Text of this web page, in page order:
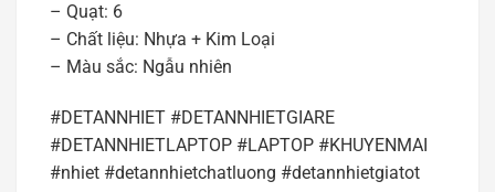
– Quạt: 6
– Chất liệu: Nhựa + Kim Loại
– Màu sắc: Ngẫu nhiên
#DETANNHIET #DETANNHIETGIARE
#DETANNHIETLAPTOP #LAPTOP #KHUYENMAI
#nhiet #detannhietchatluong #detannhietgiatot